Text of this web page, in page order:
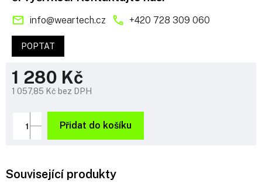
1 280 Kč
1 057,85 Kč bez DPH
cena:
Přidat do košíku
info@weartech.cz +420 728 309 060
POPTAT
Související produkty